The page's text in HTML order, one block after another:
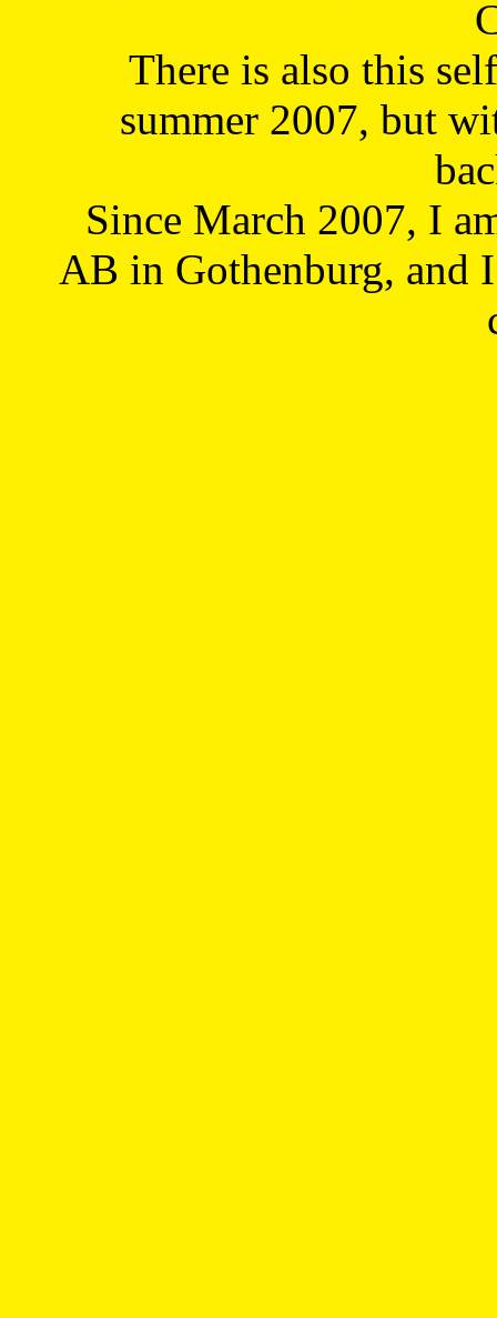
There is also this
summer 2007, but
Since March 2007, I
AB in Gothenburg, and